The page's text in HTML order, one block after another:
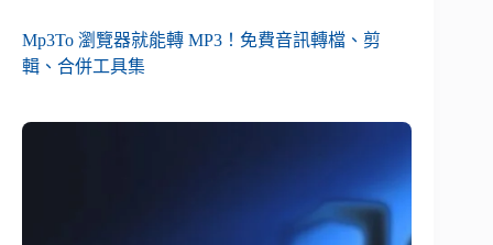
Mp3To 瀏覽器就能轉 MP3！免費音訊轉檔、剪
輯、合併工具集